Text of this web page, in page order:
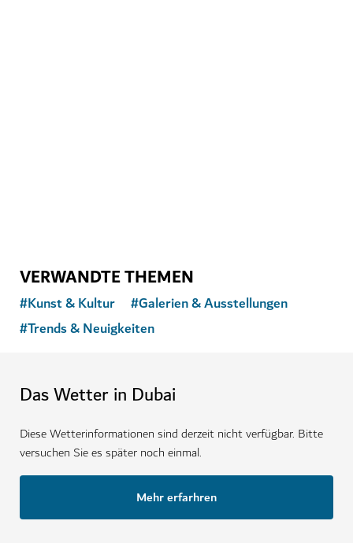
VERWANDTE THEMEN
#Kunst & Kultur #Galerien & Ausstellungen
#Trends & Neuigkeiten
Das Wetter in Dubai
Diese Wetterinformationen sind derzeit nicht verfügbar. Bitte
versuchen Sie es später noch einmal.
Mehr erfarhren